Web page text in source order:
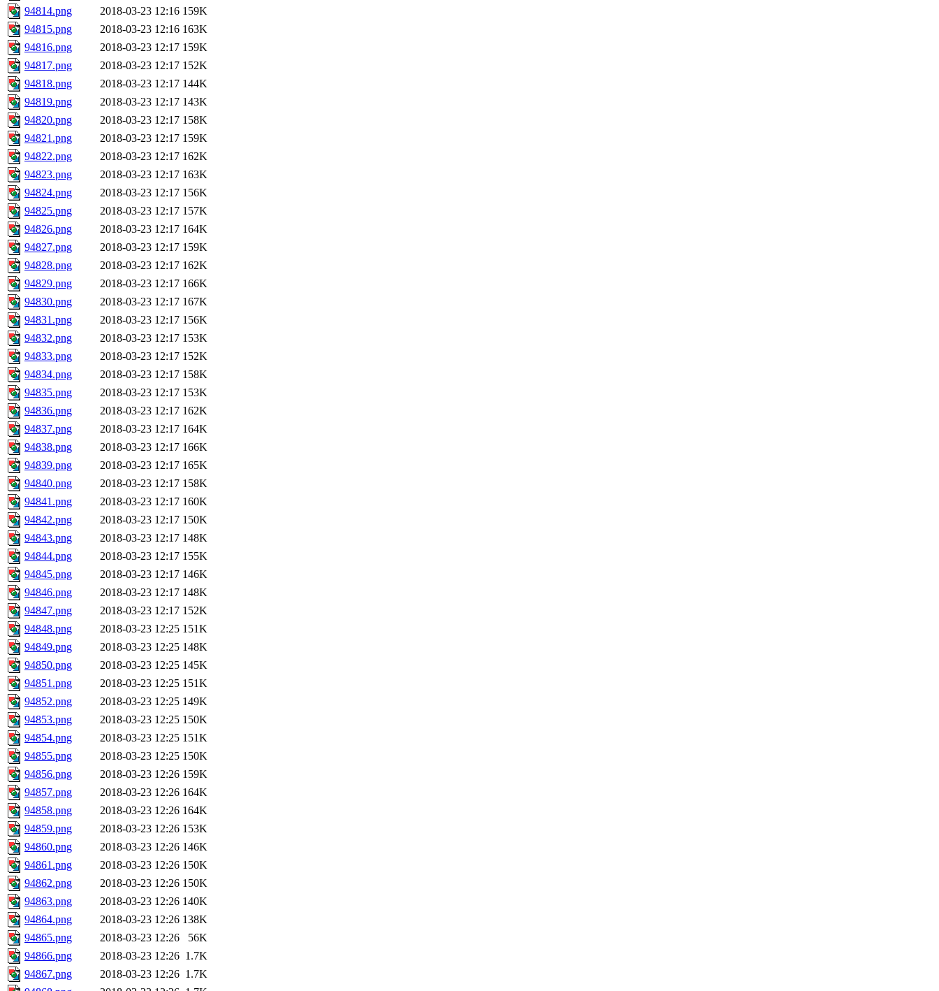
94814.png
2018-03-23 12:16 159K
94815.png
2018-03-23 12:16 163K
94816.png
2018-03-23 12:17 159K
94817.png
2018-03-23 12:17 152K
94818.png
2018-03-23 12:17 144K
94819.png
2018-03-23 12:17 143K
94820.png
2018-03-23 12:17 158K
94821.png
2018-03-23 12:17 159K
94822.png
2018-03-23 12:17 162K
94823.png
2018-03-23 12:17 163K
94824.png
2018-03-23 12:17 156K
94825.png
2018-03-23 12:17 157K
94826.png
2018-03-23 12:17 164K
94827.png
2018-03-23 12:17 159K
94828.png
2018-03-23 12:17 162K
94829.png
2018-03-23 12:17 166K
94830.png
2018-03-23 12:17 167K
94831.png
2018-03-23 12:17 156K
94832.png
2018-03-23 12:17 153K
94833.png
2018-03-23 12:17 152K
94834.png
2018-03-23 12:17 158K
94835.png
2018-03-23 12:17 153K
94836.png
2018-03-23 12:17 162K
94837.png
2018-03-23 12:17 164K
94838.png
2018-03-23 12:17 166K
94839.png
2018-03-23 12:17 165K
94840.png
2018-03-23 12:17 158K
94841.png
2018-03-23 12:17 160K
94842.png
2018-03-23 12:17 150K
94843.png
2018-03-23 12:17 148K
94844.png
2018-03-23 12:17 155K
94845.png
2018-03-23 12:17 146K
94846.png
2018-03-23 12:17 148K
94847.png
2018-03-23 12:17 152K
94848.png
2018-03-23 12:25 151K
94849.png
2018-03-23 12:25 148K
94850.png
2018-03-23 12:25 145K
94851.png
2018-03-23 12:25 151K
94852.png
2018-03-23 12:25 149K
94853.png
2018-03-23 12:25 150K
94854.png
2018-03-23 12:25 151K
94855.png
2018-03-23 12:25 150K
94856.png
2018-03-23 12:26 159K
94857.png
2018-03-23 12:26 164K
94858.png
2018-03-23 12:26 164K
94859.png
2018-03-23 12:26 153K
94860.png
2018-03-23 12:26 146K
94861.png
2018-03-23 12:26 150K
94862.png
2018-03-23 12:26 150K
94863.png
2018-03-23 12:26 140K
94864.png
2018-03-23 12:26 138K
94865.png
2018-03-23 12:26
56K
94866.png
2018-03-23 12:26 1.7K
94867.png
2018-03-23 12:26 1.7K